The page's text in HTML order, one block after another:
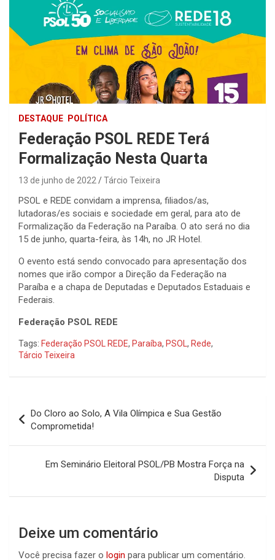
DESTAQUE POLÍTICA
Federação PSOL REDE Terá
Formalização Nesta Quarta
13 de junho de 2022 Tárcio Teixeira
PSOL e REDE convidam a imprensa, filiados/as,
lutadoras/es sociais e sociedade em geral, para ato de
Formalização da Federação na Paraíba. O ato será no dia
15 de junho, quarta-feira, às 14h, no JR Hotel.
O evento está sendo convocado para apresentação dos
nomes que irão compor a Direção da Federação na
Paraíba e a chapa de Deputadas e Deputados Estaduais e
Federais.
Federação PSOL REDE
Tags: Federação PSOL REDE, Paraíba, PSOL , Rede,
Tárcio Teixeira
de
Post
Do Cloro ao Solo, A Vila Olímpica e Sua Gestão
Comprometida!
Em Seminário Eleitoral PSOL/PB Mostra Força na
Disputa
Deixe um comentário
Você precisa fazer o login para publicar um comentário.